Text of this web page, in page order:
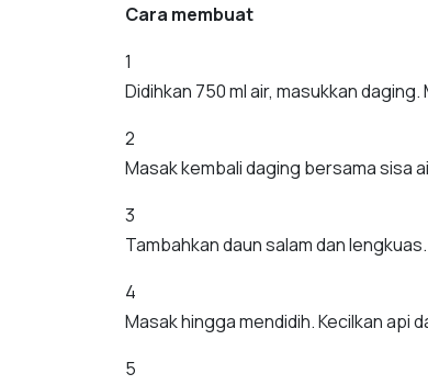
Cara membuat
1
Didihkan 750 ml air, masukkan
2
Masak kembali daging bersama sisa
3
Tambahkan daun salam dan lengkuas.
4
Masak hingga mendidih. Kecilkan api
5